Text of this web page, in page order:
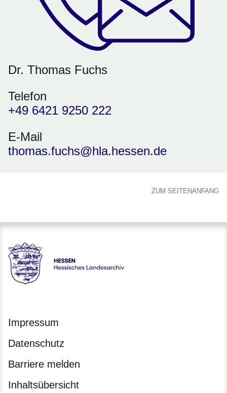
Dr. Thomas Fuchs
Telefon
+49 6421 9250 222
E-Mail
thomas.fuchs@hla.hessen.de
ZUM SEITENANFANG
Hessen - Hessisches Landesarchiv
Impressum
Datenschutz
Barriere melden
Inhaltsübersicht